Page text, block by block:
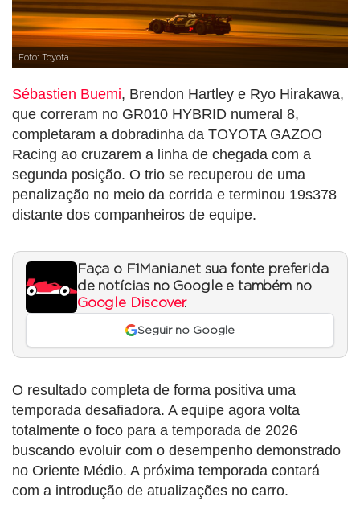
Foto: Toyota
Sébastien Buemi, Brendon Hartley e Ryo Hirakawa,
que correram no GR010 HYBRID numeral 8,
completaram a dobradinha da TOYOTA GAZOO
Racing ao cruzarem a linha de chegada com a
segunda posição. O trio se recuperou de uma
penalização no meio da corrida e terminou 19s378
distante dos companheiros de equipe.
Faça o F1Mania.net sua fonte preferida
de notícias no Google e também no
Google Discover.
Seguir no Google
O resultado completa de forma positiva uma
temporada desafiadora. A equipe agora volta
totalmente o foco para a temporada de 2026
buscando evoluir com o desempenho demonstrado
no Oriente Médio. A próxima temporada contará
com a introdução de atualizações no carro.